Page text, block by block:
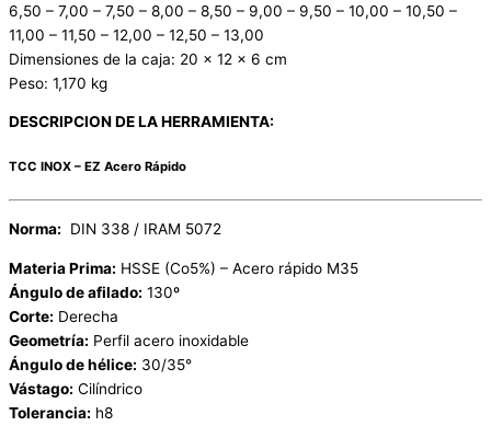
6,50 – 7,00 – 7,50 – 8,00 – 8,50 – 9,00 – 9,50 – 10,00 – 10,50 –
11,00 – 11,50 – 12,00 – 12,50 – 13,00
Dimensiones de la caja: 20 x 12 x 6 cm
Peso: 1,170 kg
DESCRIPCION DE LA HERRAMIENTA:
TCC INOX – EZ Acero Rápido
Norma: DIN 338 / IRAM 5072
Materia Prima: HSSE (Co5%) – Acero rápido M35
Ángulo de afilado: 130º
Corte: Derecha
Geometría: Perfil acero inoxidable
Ángulo de hélice: 30/35°
Vástago: Cilíndrico
Tolerancia: h8